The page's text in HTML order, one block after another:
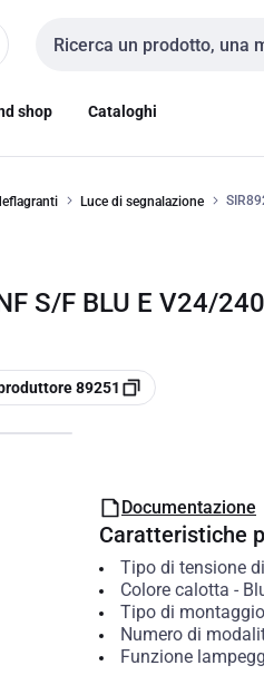
Cerca input
shop Cataloghi
Luce di segnalazione
S/F BLU E V24/
89251
Documentazione
Caratteristiche
Tipo di tensione
Colore calotta -
Tipo di montaggio
Numero di
Funzione